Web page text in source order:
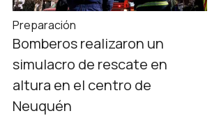
Preparación
Bomberos realizaron un
simulacro de rescate en
altura en el centro de
Neuquén